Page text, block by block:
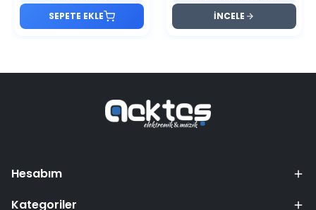
SEPETE EKLE İNCELE
Hesabım
Kategoriler